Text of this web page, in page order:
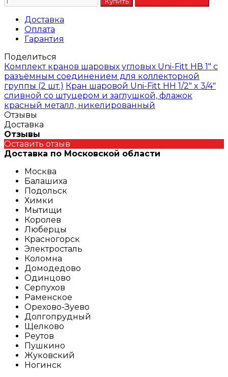
Доставка
Оплата
Гарантия
Поделиться
Комплект кранов шаровых угловых Uni-Fitt НВ 1" с
разъёмным соединением для коллекторной
группы (2 шт.) Кран шаровой Uni-Fitt НН 1/2" x 3/4"
сливной со штуцером и заглушкой, флажок
красный металл, никелированный
Отзывы
Доставка
Отзывы
Оставить отзыв
Доставка по Московской области
Москва
Балашиха
Подольск
Химки
Мытищи
Королев
Люберцы
Красногорск
Электросталь
Коломна
Домодедово
Одинцово
Серпухов
Раменское
Орехово-Зуево
Долгопрудный
Щелково
Реутов
Пушкино
Жуковский
Ногинск